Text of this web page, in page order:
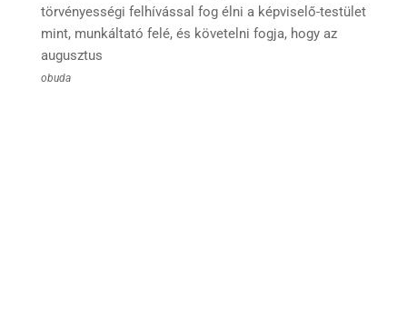
törvényességi felhívással fog élni a képviselő-testület
mint, munkáltató felé, és követelni fogja, hogy az
augusztus
obuda